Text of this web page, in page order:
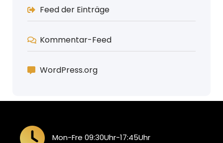
Feed der Einträge
Kommentar-Feed
WordPress.org
Mon-Fre 09:30Uhr-17:45Uhr